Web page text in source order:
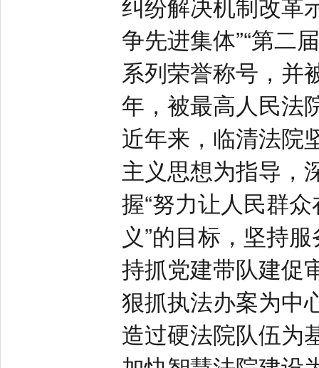
争先进集体”“第二
系列荣誉称号，并
年，被最高人民法
近年来，临清法院
主义思想为指导，
握“努力让人民群
义”的目标，坚持
持抓党建带队建促
狠抓执法办案为中
造过硬法院队伍为